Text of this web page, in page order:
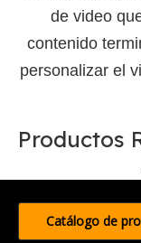
de video
contenido
personalizar el
Productos
Catálogo de